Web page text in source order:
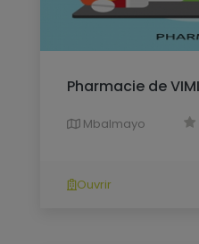
Pharmacie de
Mbalmayo
Ouvrir